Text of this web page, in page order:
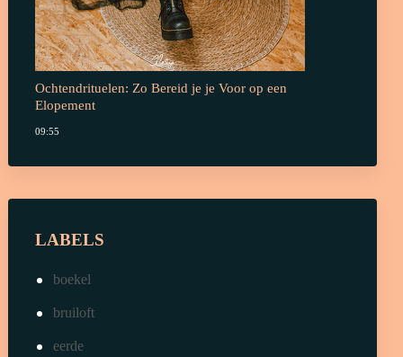
Ochtendrituelen: Zo Bereid je je Voor op een
Elopement
09:55
LABELS
boekel
bruiloft
eerde